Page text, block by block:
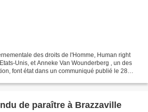
des droits de l'Homme, Human right
Unis, et Anneke Van Wounderberg , un des
font état dans un communiqué publié le 28
de paraître à Brazzaville